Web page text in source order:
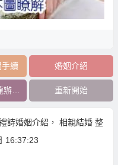
續 婚姻介紹
重新開始
詩婚姻介紹 ， 相親結婚整
16:37:23